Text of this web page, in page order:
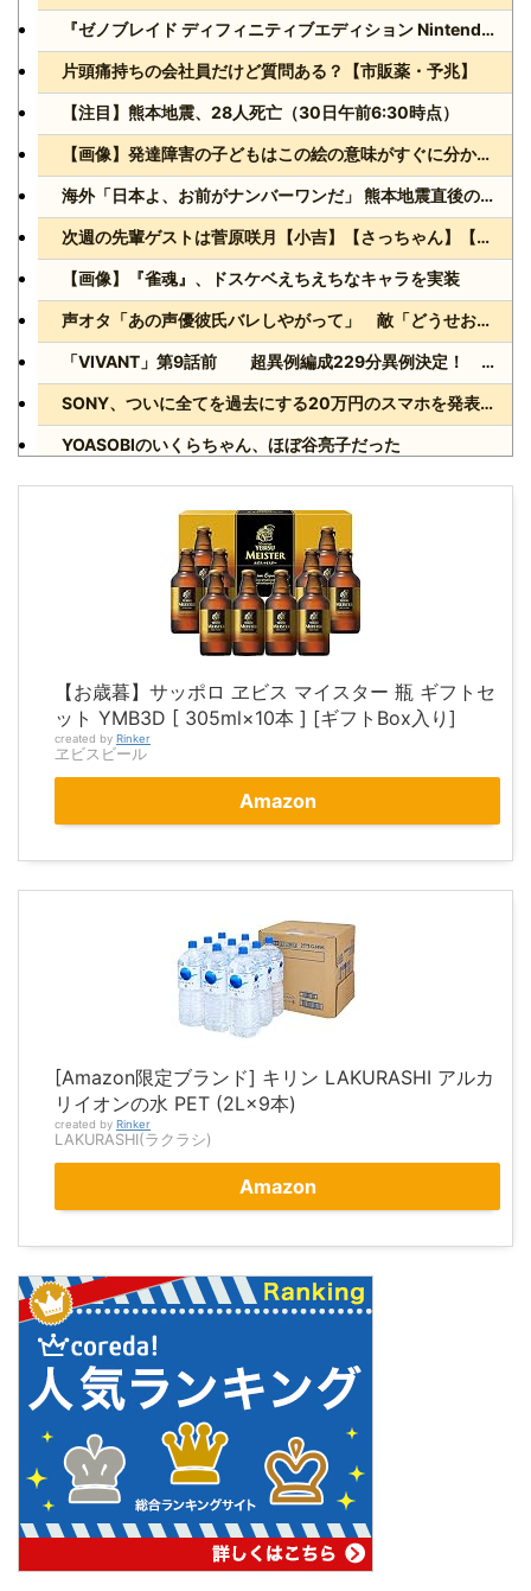
『ゼノブレイド ディフィニティブエディション Nintendo Switch 2 Edition』3,713 本
片頭痛持ちの会社員だけど質問ある？【市販薬・予兆】
【注目】熊本地震、28人死亡（30日午前6:30時点）
【画像】発達障害の子どもはこの絵の意味がすぐに分からないらしい
海外「日本よ、お前がナンバーワンだ」 熊本地震直後の日本の対応のスピードに世界が衝撃
次週の先輩ゲストは菅原咲月【小吉】【さっちゃん】【乃木坂スター誕生！SIX】【乃木坂46】
【画像】『雀魂』、ドスケベえちえちなキャラを実装
声オタ「あの声優彼氏バレしやがって」 敵「どうせお前とは付き合えないのにｗ」←これ
「VIVANT」第9話前 超異例編成229分異例決定！ 気になる「裏の裏」黒須（松坂桃李）飛び交う考察
SONY、ついに全てを過去にする20万円のスマホを発表wwww
YOASOBIのいくらちゃん、ほぼ谷亮子だった
Powered by livedoor 相互RSS
【お歳暮】サッポロ ヱビス マイスター 瓶 ギフトセ
ット YMB3D [ 305ml×10本 ] [ギフトBox入り]
created by Rinker
ヱビスビール
Amazon
[Amazon限定ブランド] キリン LAKURASHI アルカ
リイオンの水 PET (2L×9本)
created by Rinker
LAKURASHI(ラクラシ)
Amazon